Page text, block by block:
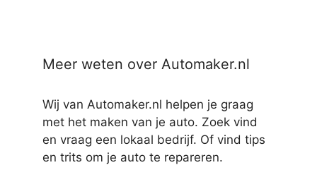
Meer weten over Automaker.nl
Wij van Automaker.nl helpen je graag
met het maken van je auto. Zoek vind
en vraag een lokaal bedrijf. Of vind tips
en trits om je auto te repareren.